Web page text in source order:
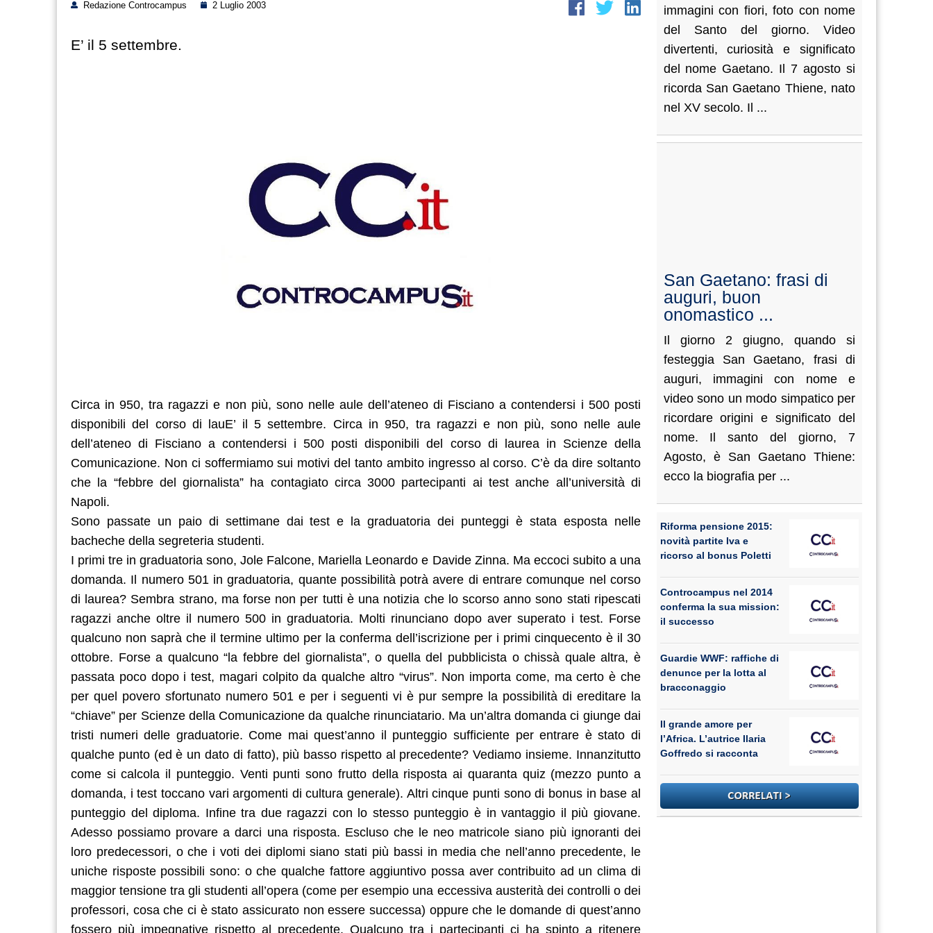
Redazione Controcampus 2 Luglio 2003
E’ il 5 settembre.
Circa in 950, tra ragazzi e non più, sono nelle aule dell’ateneo di Fisciano a contendersi i 500 posti
disponibili del corso di lauE’ il 5 settembre. Circa in 950, tra ragazzi e non più, sono nelle aule
dell’ateneo di Fisciano a contendersi i 500 posti disponibili del corso di laurea in Scienze della
Comunicazione. Non ci soffermiamo sui motivi del tanto ambito ingresso al corso. C’è da dire soltanto
che la “febbre del giornalista” ha contagiato circa 3000 partecipanti ai test anche all’università di
Napoli.
Sono passate un paio di settimane dai test e la graduatoria dei punteggi è stata esposta nelle
bacheche della segreteria studenti.
I primi tre in graduatoria sono, Jole Falcone, Mariella Leonardo e Davide Zinna. Ma eccoci subito a una
domanda. Il numero 501 in graduatoria, quante possibilità potrà avere di entrare comunque nel corso
di laurea? Sembra strano, ma forse non per tutti è una notizia che lo scorso anno sono stati ripescati
ragazzi anche oltre il numero 500 in graduatoria. Molti rinunciano dopo aver superato i test. Forse
qualcuno non saprà che il termine ultimo per la conferma dell’iscrizione per i primi cinquecento è il 30
ottobre. Forse a qualcuno “la febbre del giornalista”, o quella del pubblicista o chissà quale altra, è
passata poco dopo i test, magari colpito da qualche altro “virus”. Non importa come, ma certo è che
per quel povero sfortunato numero 501 e per i seguenti vi è pur sempre la possibilità di ereditare la
“chiave” per Scienze della Comunicazione da qualche rinunciatario. Ma un’altra domanda ci giunge dai
tristi numeri delle graduatorie. Come mai quest’anno il punteggio sufficiente per entrare è stato di
qualche punto (ed è un dato di fatto), più basso rispetto al precedente? Vediamo insieme. Innanzitutto
come si calcola il punteggio. Venti punti sono frutto della risposta ai quaranta quiz (mezzo punto a
domanda, i test toccano vari argomenti di cultura generale). Altri cinque punti sono di bonus in base al
punteggio del diploma. Infine tra due ragazzi con lo stesso punteggio è in vantaggio il più giovane.
Adesso possiamo provare a darci una risposta. Escluso che le neo matricole siano più ignoranti dei
loro predecessori, o che i voti dei diplomi siano stati più bassi in media che nell’anno precedente, le
uniche risposte possibili sono: o che qualche fattore aggiuntivo possa aver contribuito ad un clima di
maggior tensione tra gli studenti all’opera (come per esempio una eccessiva austerità dei controlli o dei
professori, cosa che ci è stato assicurato non essere successa) oppure che le domande di quest’anno
fossero più impegnative rispetto al precedente. Qualcuno tra i partecipanti ci ha spinto a ritenere
immagini con fiori, foto con nome
del Santo del giorno. Video
divertenti, curiosità e significato
del nome Gaetano. Il 7 agosto si
ricorda San Gaetano Thiene, nato
nel XV secolo. Il ...
San Gaetano: frasi di
auguri, buon
onomastico ...
Il giorno 2 giugno, quando si
festeggia San Gaetano, frasi di
auguri, immagini con nome e
video sono un modo simpatico per
ricordare origini e significato del
nome. Il santo del giorno, 7
Agosto, è San Gaetano Thiene:
ecco la biografia per ...
Riforma pensione 2015:
novità partite Iva e
ricorso al bonus Poletti
Controcampus nel 2014
conferma la sua mission:
il successo
Guardie WWF: raffiche di
denunce per la lotta al
bracconaggio
Il grande amore per
l’Africa. L’autrice Ilaria
Goffredo si racconta